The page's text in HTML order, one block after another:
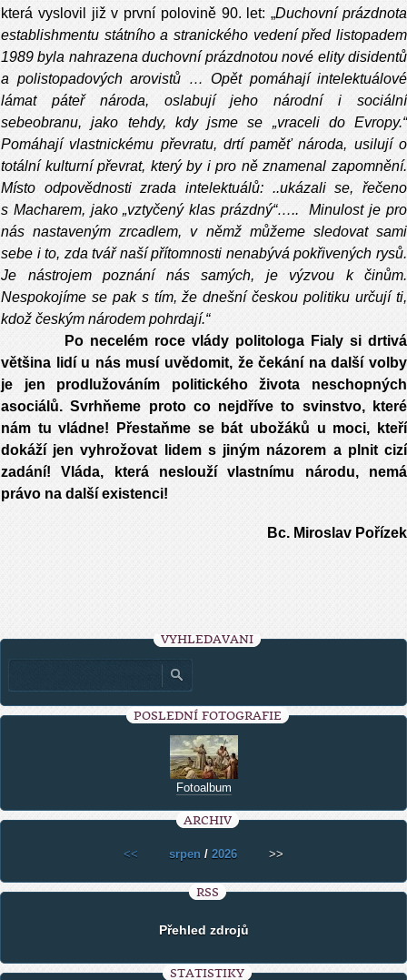
která vyslovil již v první polovině 90. let: „Duchovní prázdnota
establishmentu státního a stranického vedení před listopadem
1989 byla nahrazena duchovní prázdnotou nové elity disidentů
a polistopadových arovistů … Opět pomáhají intelektuálové
lámat páteř národa, oslabují jeho národní i sociální
sebeobranu, jako tehdy, kdy jsme se „vraceli do Evropy.“
Pomáhají vlastnickému převratu, drtí paměť národa, usilují o
totální kulturní převrat, který by i pro ně znamenal zapomnění.
Místo odpovědnosti zrada intelektuálů: ..ukázali se, řečeno
s Macharem, jako „vztyčený klas prázdný“….. Minulost je pro
nás nastaveným zrcadlem, v němž můžeme sledovat sami
sebe i to, zda tvář naší přítomnosti nenabývá pokřivených rysů.
Je nástrojem poznání nás samých, je výzvou k činům.
Nespokojíme se pak s tím, že dnešní českou politiku určují ti,
kdož českým národem pohrdají.“
Po necelém roce vlády politologa Fialy si drtivá
většina lidí u nás musí uvědomit, že čekání na další volby
je jen prodlužováním politického života neschopných
asociálů. Svrhňeme proto co nejdříve to svinstvo, které
nám tu vládne! Přestaňme se bát ubožáků u moci, kteří
dokáží jen vyhrožovat lidem s jiným názorem a plnit cizí
zadání! Vláda, která neslouží vlastnímu národu, nemá
právo na další existenci!
Bc. Miroslav Pořízek
VYHLEDÁVÁNÍ
POSLEDNÍ FOTOGRAFIE
Fotoalbum
ARCHIV
<< srpen / 2026 >>
RSS
Přehled zdrojů
STATISTIKY